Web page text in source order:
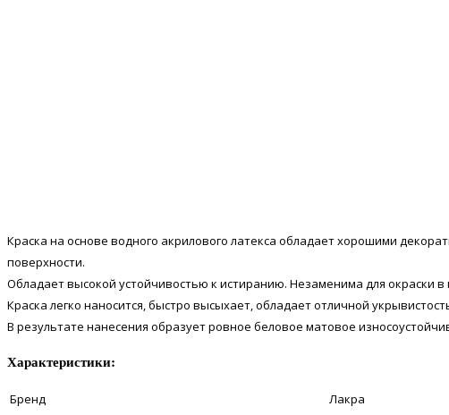
Краска на основе водного акрилового латекса обладает хорошими
поверхности.
Обладает высокой устойчивостью к истиранию. Незаменима для окраски
Краска легко наносится, быстро высыхает, обладает отличной
В результате нанесения образует ровное беловое матовое
Характеристики:
Бренд
Лакра